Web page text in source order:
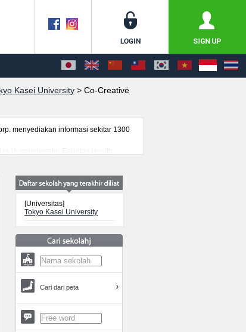
Kasei University > Co-Creative
menyediakan informasi sekitar 1300
HumanitiesatauFakultas Health
masuk, prasarana kampus, akses
[Universitas]
Tokyo Kasei University
Cari dari peta